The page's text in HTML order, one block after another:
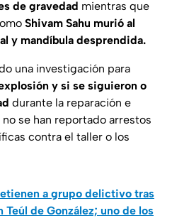
de gravedad mientras que
Shivam Sahu murió al
y mandíbula desprendida.
una investigación para
y si se siguieron o
durante la reparación e
se han reportado arrestos
contra el taller o los
a grupo delictivo tras
de González; uno de los